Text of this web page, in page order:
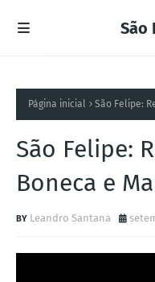
São
Página inicial São Felipe:
São Felipe:
Boneca e
Leandro Santana